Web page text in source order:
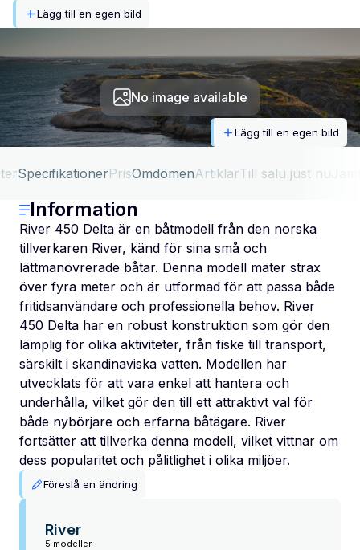
Lägg till en egen bild
No image available
Lägg till en egen bild
SpecifikationerPrisOmdömenArtiklarTill salu just nu
Information
River 450 Delta är en båtmodell från den norska
tillverkaren River, känd för sina små och
lättmanövrerade båtar. Denna modell mäter strax
över fyra meter och är utformad för att passa både
fritidsanvändare och professionella behov. River
450 Delta har en robust konstruktion som gör den
lämplig för olika aktiviteter, från fiske till transport,
särskilt i skandinaviska vatten. Modellen har
utvecklats för att vara enkel att hantera och
underhålla, vilket gör den till ett attraktivt val för
både nybörjare och erfarna båtägare. River
fortsätter att tillverka denna modell, vilket vittnar om
dess popularitet och pålitlighet i olika miljöer.
Föreslå en ändring
River
5 modeller